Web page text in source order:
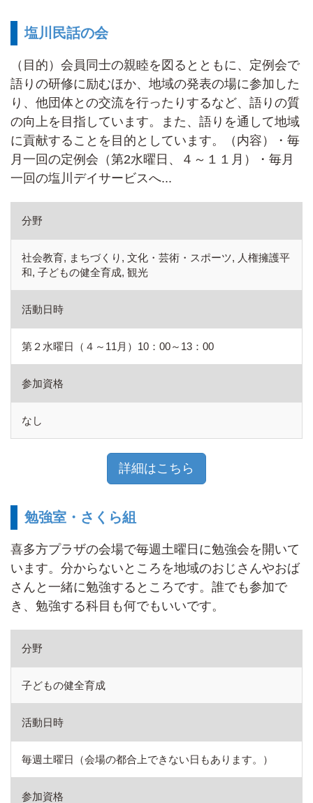
塩川民話の会
（目的）会員同士の親睦を図るとともに、定例会で
語りの研修に励むほか、地域の発表の場に参加した
り、他団体との交流を行ったりするなど、語りの質
の向上を目指しています。また、語りを通して地域
に貢献することを目的としています。（内容）・毎
月一回の定例会（第2水曜日、４～１１月）・毎月
一回の塩川デイサービスへ...
分野
社会教育, まちづくり, 文化・芸術・スポーツ, 人権擁護平
和, 子どもの健全育成, 観光
活動日時
第２水曜日（４～11月）10：00～13：00
参加資格
なし
詳細はこちら
勉強室・さくら組
喜多方プラザの会場で毎週土曜日に勉強会を開いて
います。分からないところを地域のおじさんやおば
さんと一緒に勉強するところです。誰でも参加で
き、勉強する科目も何でもいいです。
分野
子どもの健全育成
活動日時
毎週土曜日（会場の都合上できない日もあります。）
参加資格